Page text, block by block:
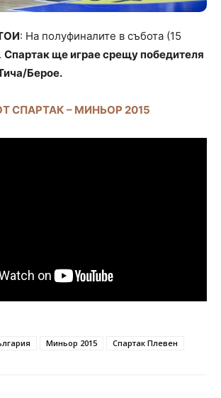
: На полуфиналите в събота (15
Спартак ще играе срещу победителя
Берое.
СПАРТАК – МИНЬОР 2015
Миньор 2015 Спартак Плевен